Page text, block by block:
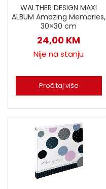
WALTHER DESIGN MAXI
ALBUM Amazing Memories,
30×30 cm
24,00 KM
Nije na stanju
Pročitaj više